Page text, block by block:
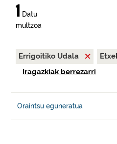
1 Datu
multzoa
Errigoitiko Udala
Iragazkiak berrezarri
Oraintsu eguneratua